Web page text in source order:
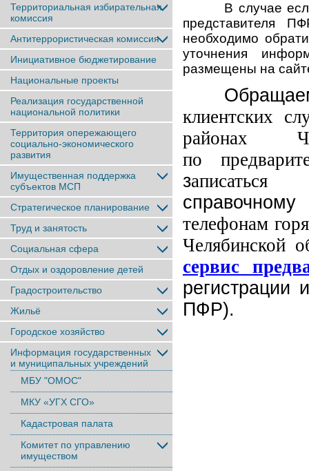
Территориальная избирательная
комиссия
Антитеррористическая комиссия
Инициативное бюджетирование
Национальные проекты
Реализация государственной
национальной политики
Территория опережающего
социально-экономического
развития
Имущественная поддержка
субъектов МСП
Стратегическое планирование
Труд и занятость
Социальная сфера
Отдых и оздоровление детей
Градостроительство
Жильё
Городское хозяйство
Информация государственных
и муниципальных учреждений
МБУ "ОМОС"
МКУ «УГХ СГО»
Кадастровая палата
Комитет по управлению
имуществом
В случае
представителя
необходимо
уточнения
размещены на
клиентских
районах
по
записаться
телефонам
Челябинской
сервис
регистрации
ПФР).